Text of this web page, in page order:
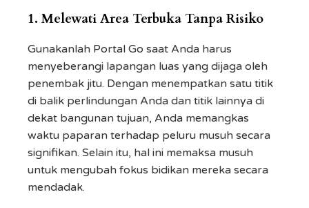
1. Melewati Area Terbuka Tanpa Risiko
Gunakanlah Portal Go saat Anda harus
menyeberangi lapangan luas yang dijaga oleh
penembak jitu. Dengan menempatkan satu titik
di balik perlindungan Anda dan titik lainnya di
dekat bangunan tujuan, Anda memangkas
waktu paparan terhadap peluru musuh secara
signifikan. Selain itu, hal ini memaksa musuh
untuk mengubah fokus bidikan mereka secara
mendadak.